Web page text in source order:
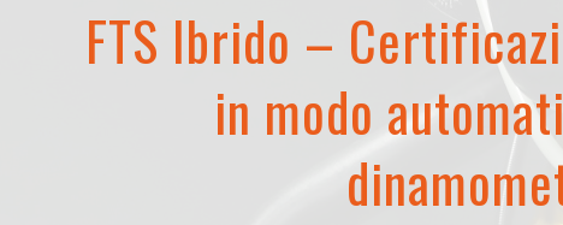
FTS Ibrido –
in modo